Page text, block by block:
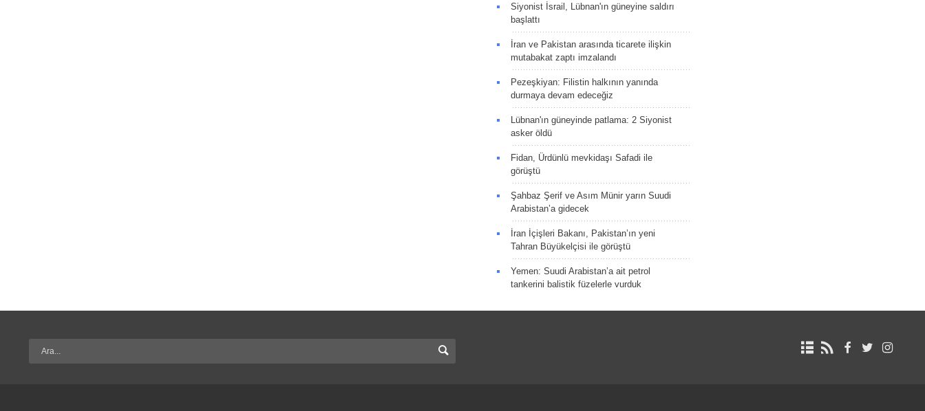
Siyonist İsrail, Lübnan'ın güneyine saldırı
başlattı
İran ve Pakistan arasında ticarete ilişkin
mutabakat zaptı imzalandı
Pezeşkiyan: Filistin halkının yanında
durmaya devam edeceğiz
Lübnan'ın güneyinde patlama: 2 Siyonist
asker öldü
Fidan, Ürdünlü mevkidaşı Safadi ile
görüştü
Şahbaz Şerif ve Asım Münir yarın Suudi
Arabistan’a gidecek
İran İçişleri Bakanı, Pakistan’ın yeni
Tahran Büyükelçisi ile görüştü
Yemen: Suudi Arabistan’a ait petrol
tankerini balistik füzelerle vurduk